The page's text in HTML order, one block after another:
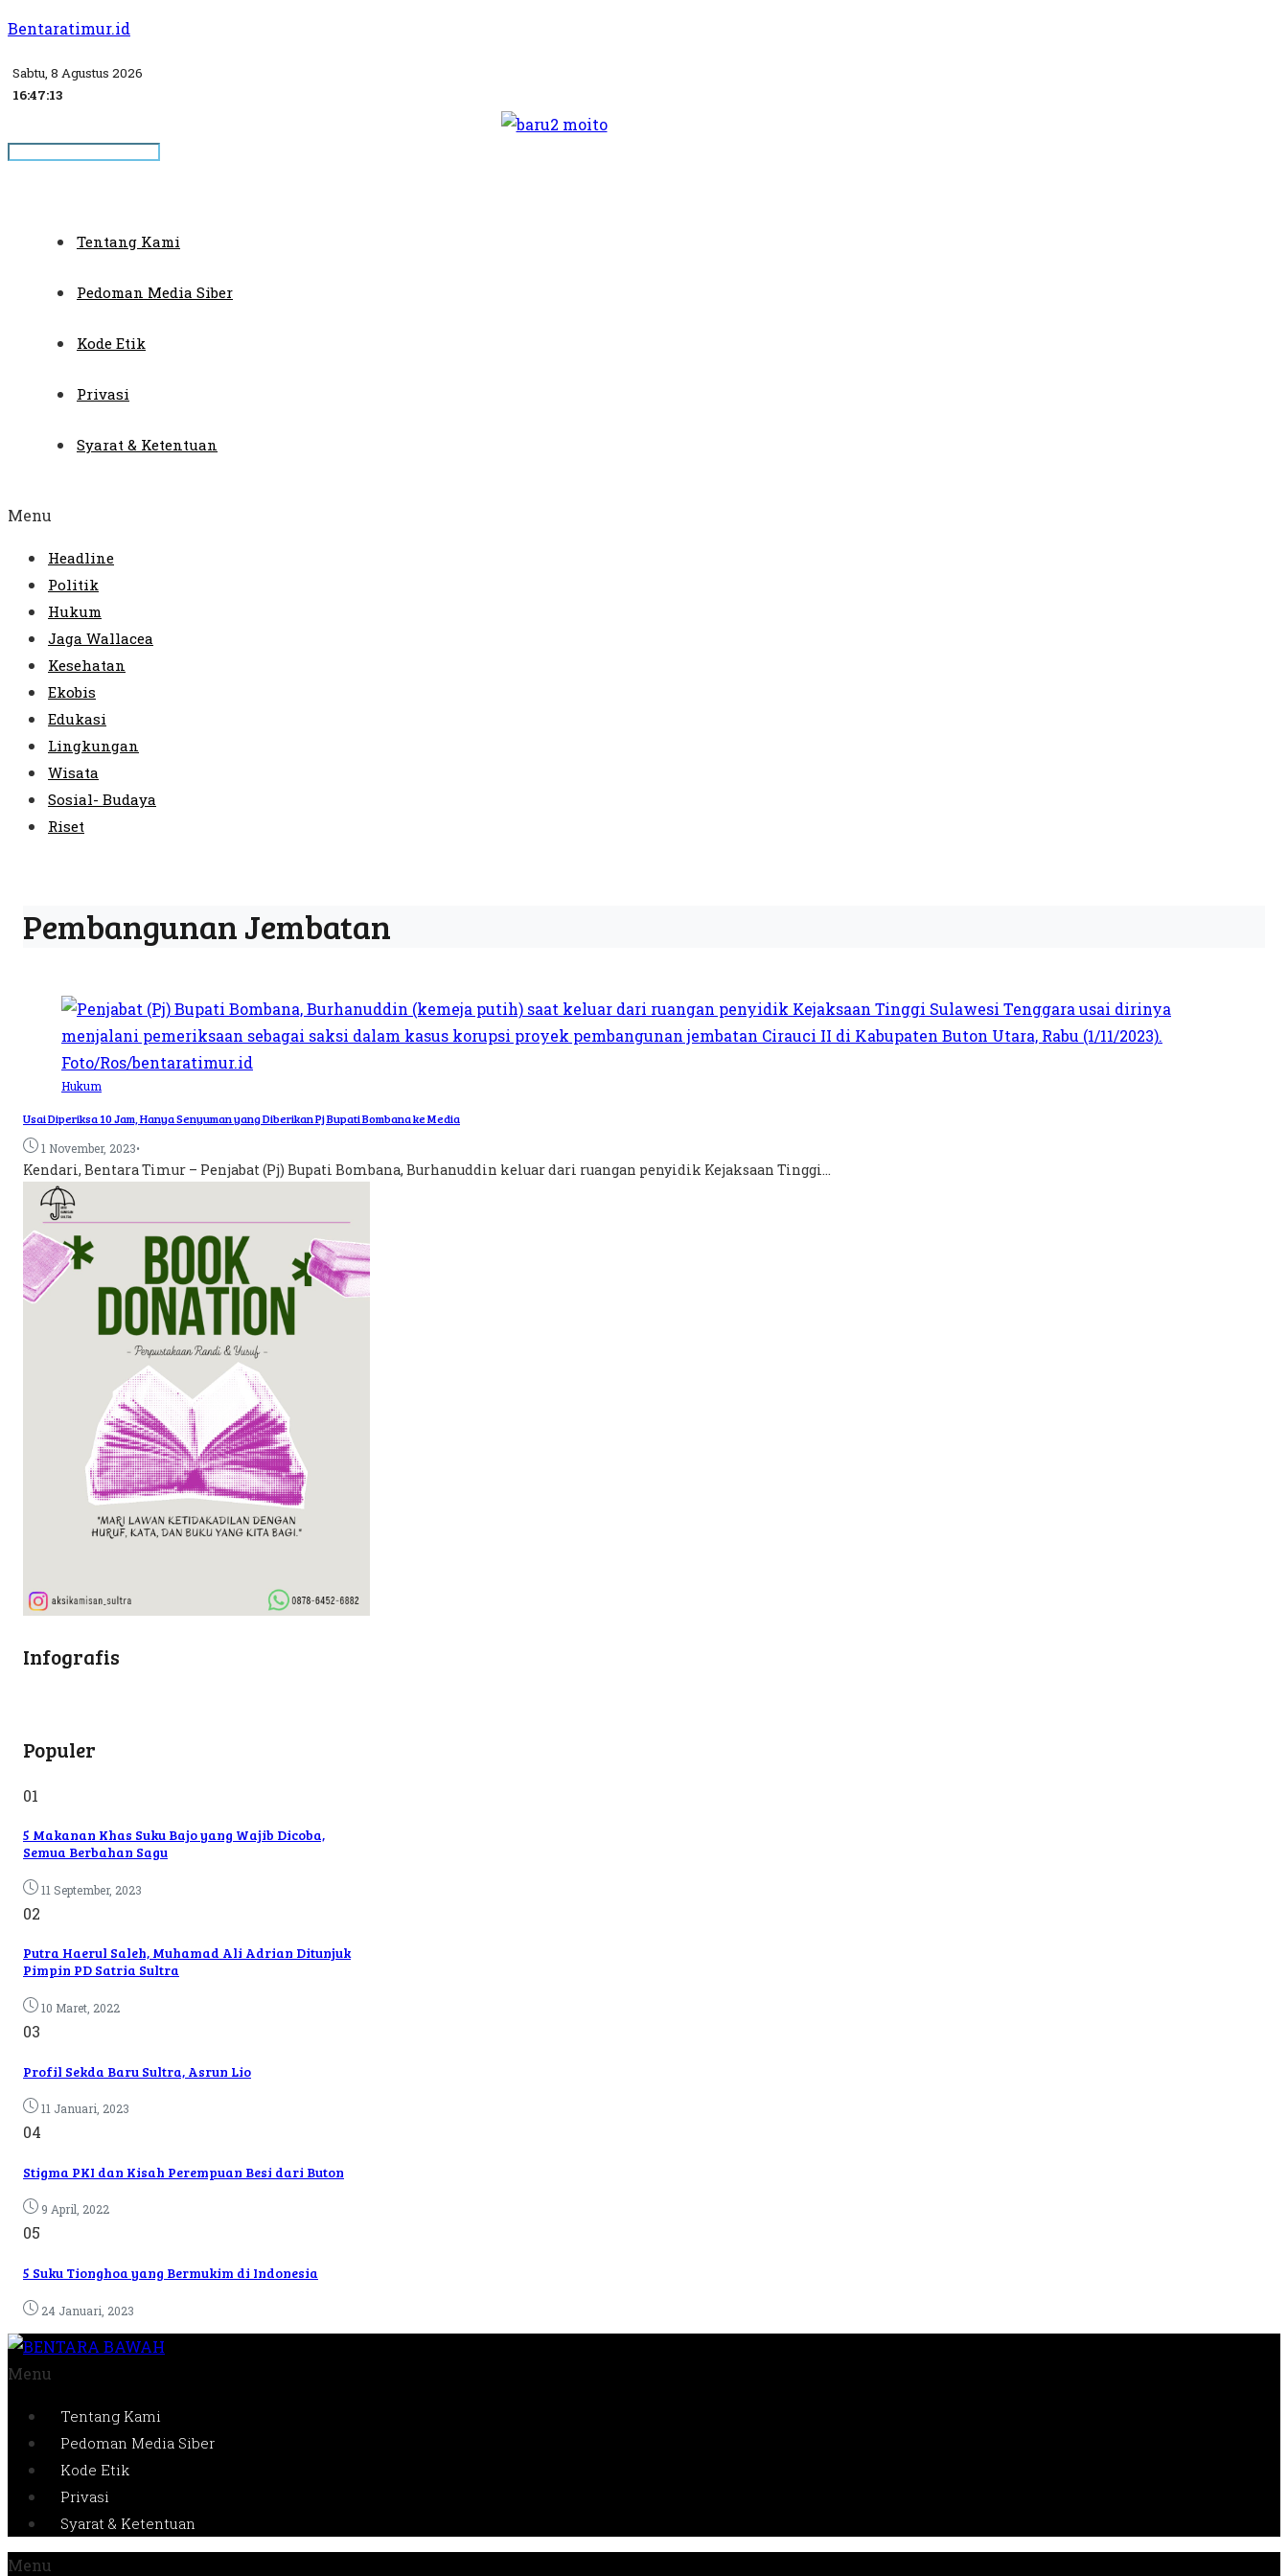
Bentaratimur.id
Sabtu, 8 Agustus 2026
16:47:14
Tentang Kami
Pedoman Media Siber
Kode Etik
Privasi
Syarat & Ketentuan
Menu
Headline
Politik
Hukum
Jaga Wallacea
Kesehatan
Ekobis
Edukasi
Lingkungan
Wisata
Sosial- Budaya
Riset
Pembangunan Jembatan
Hukum
Usai Diperiksa 10 Jam, Hanya Senyuman yang Diberikan Pj Bupati Bombana ke Media
1 November, 2023•
Kendari, Bentara Timur – Penjabat (Pj) Bupati Bombana, Burhanuddin keluar dari ruangan penyidik Kejaksaan Tinggi...
Infografis
Populer
01
5 Makanan Khas Suku Bajo yang Wajib Dicoba,
Semua Berbahan Sagu
11 September, 2023
02
Putra Haerul Saleh, Muhamad Ali Adrian Ditunjuk
Pimpin PD Satria Sultra
10 Maret, 2022
03
Profil Sekda Baru Sultra, Asrun Lio
11 Januari, 2023
04
Stigma PKI dan Kisah Perempuan Besi dari Buton
9 April, 2022
05
5 Suku Tionghoa yang Bermukim di Indonesia
24 Januari, 2023
Menu
Tentang Kami
Pedoman Media Siber
Kode Etik
Privasi
Syarat & Ketentuan
Menu